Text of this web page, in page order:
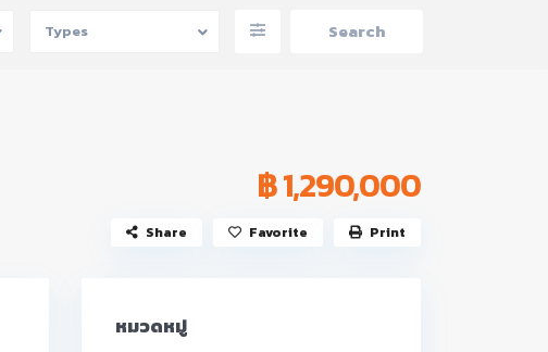
Types
฿ 1,290,000
Share Favorite Print
หมวดหมู่